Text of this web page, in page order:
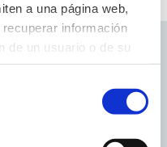
a una página web,
información
de un usuario o de su
que contengan y
pueden utilizarse